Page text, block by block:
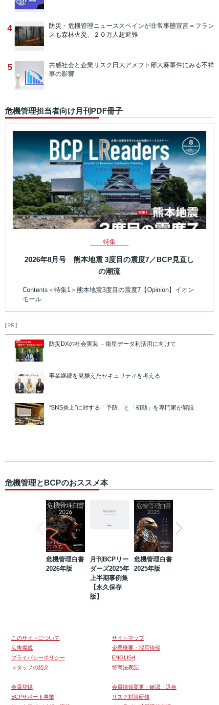
4 防災・危機管理ニューススペインが非常事態宣言＝フラン
スも森林火災、２０万人超避難
5 共感社会と企業リスク 日大アメフト部大麻事件にみる不祥
事の影響
危機管理担当者向け月刊PDF冊子
特集
2026年8月号 熊本地震 3度目の震度7／BCP見直し
の潮流
Contents＜特集1＞熊本地震3度目の震度7【Opinion】イオン
モール…
【PR】
防災DXの社会実装 －衛星データ利活用に向けて
事業継続を見据えたセキュリティを考える
“SNS炎上”に対する「予防」と「初動」を専門家が解説
危機管理とBCPのおススメ本
危機管理白書
2026年版
月刊BCPリー
ダーズ2025年
上半期事例集
【永久保存
版】
危機管理白書
2025年版
このサイトについて
サイトマップ
広告掲載
企業概要・採用情報
プライバシーポリシー
ENGLISH
スタッフの紹介
特商法表記
会員登録
会員情報変更・確認・退会
BCPサポート事業
リスク対策研修